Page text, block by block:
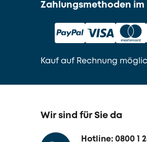
Zahlungsmethoden im
Kauf auf Rechnung
Wir sind für Sie da
Hotline: 0800 1